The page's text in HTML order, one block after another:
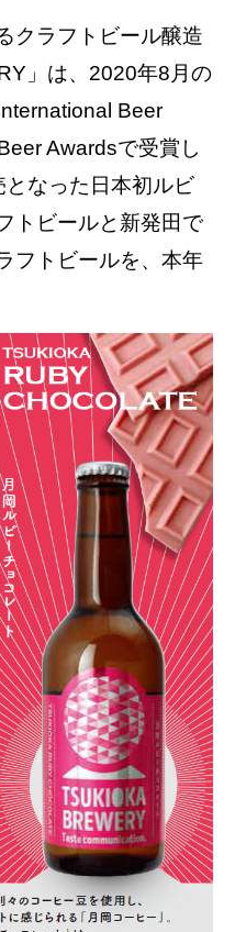
クラフトビール醸造
」は、2020年8月の
Beer
Awardsで受賞し
となった日本初ルビ
トビールと新発田で
フトビールを、本年